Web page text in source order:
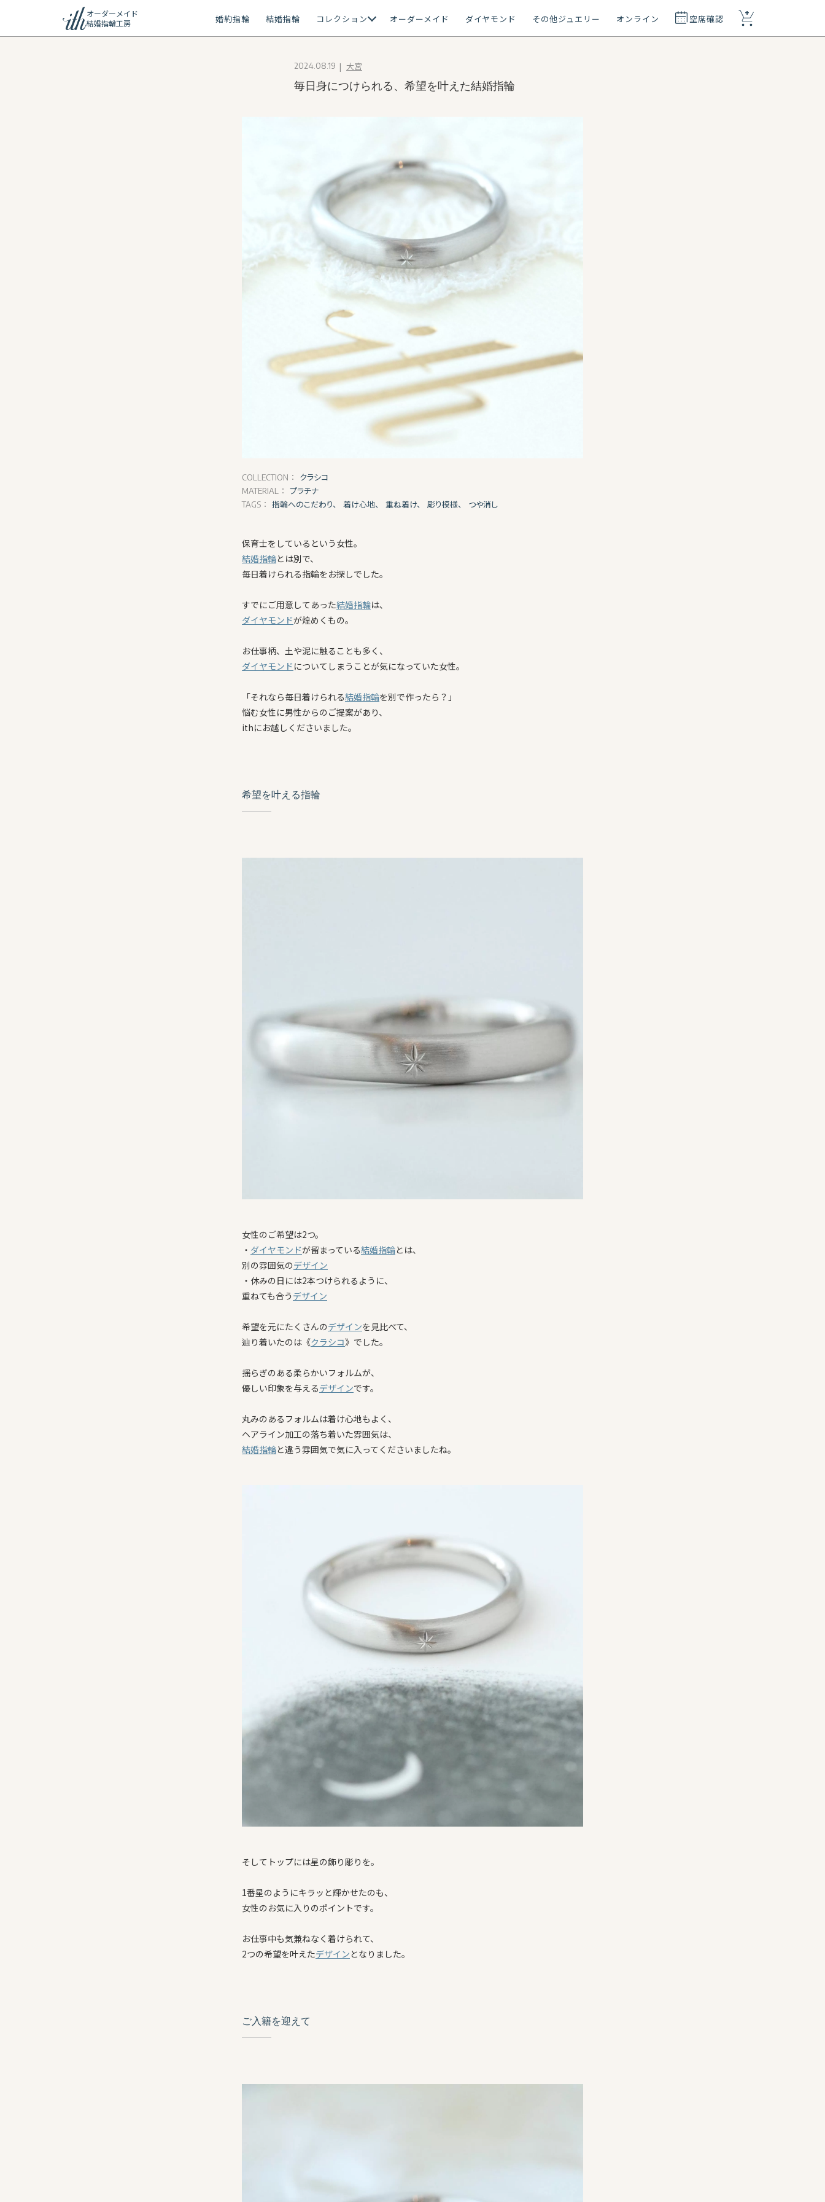
オーダーメイド
結婚指輪工房
婚約指輪 結婚指輪 コレクション オーダーメイド ダイヤモンド その他ジュエリー オンライン 空席確認
+
2024.08.19 大宮
毎日身につけられる、希望を叶えた結婚指輪
COLLECTION： クラシコ
MATERIAL： プラチナ
TAGS： 指輪へのこだわり、 着け心地、 重ね着け、 彫り模様、 つや消し
保育士をしているという女性。
結婚指輪とは別で、
毎日着けられる指輪をお探しでした。
すでにご用意してあった結婚指輪は、
ダイヤモンドが煌めくもの。
お仕事柄、土や泥に触ることも多く、
ダイヤモンド についてしまうことが気になっていた女性。
「それなら毎日着けられる結婚指輪を別で作ったら？」
悩む女性に男性からのご提案があり、
ithにお越しくださいました。
希望を叶える指輪
女性のご希望は2つ。
・ ダイヤモンドが留まっている結婚指輪とは、
別の雰囲気のデザイン
・休みの日には2本つけられるように、
重ねても合う デザイン
希望を元にたくさんのデザインを見比べて、
辿り着いたのは《クラシコ》でした。
揺らぎのある柔らかいフォルムが、
優しい印象を与えるデザインです。
丸みのあるフォルムは着け心地もよく、
ヘアライン加工の落ち着いた雰囲気は、
結婚指輪と違う雰囲気で気に入ってくださいましたね。
そしてトップには星の飾り彫りを。
1番星のようにキラッと輝かせたのも、
女性のお気に入りのポイントです。
お仕事中も気兼ねなく着けられて、
2つの希望を叶えたデザインとなりました。
ご入籍を迎えて